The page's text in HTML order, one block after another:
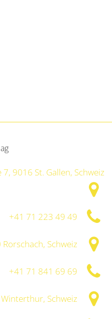
9016 St. Gallen, Schweiz
+41 71 223 49 49
Schweiz
+41 71 841 69 69
Schweiz